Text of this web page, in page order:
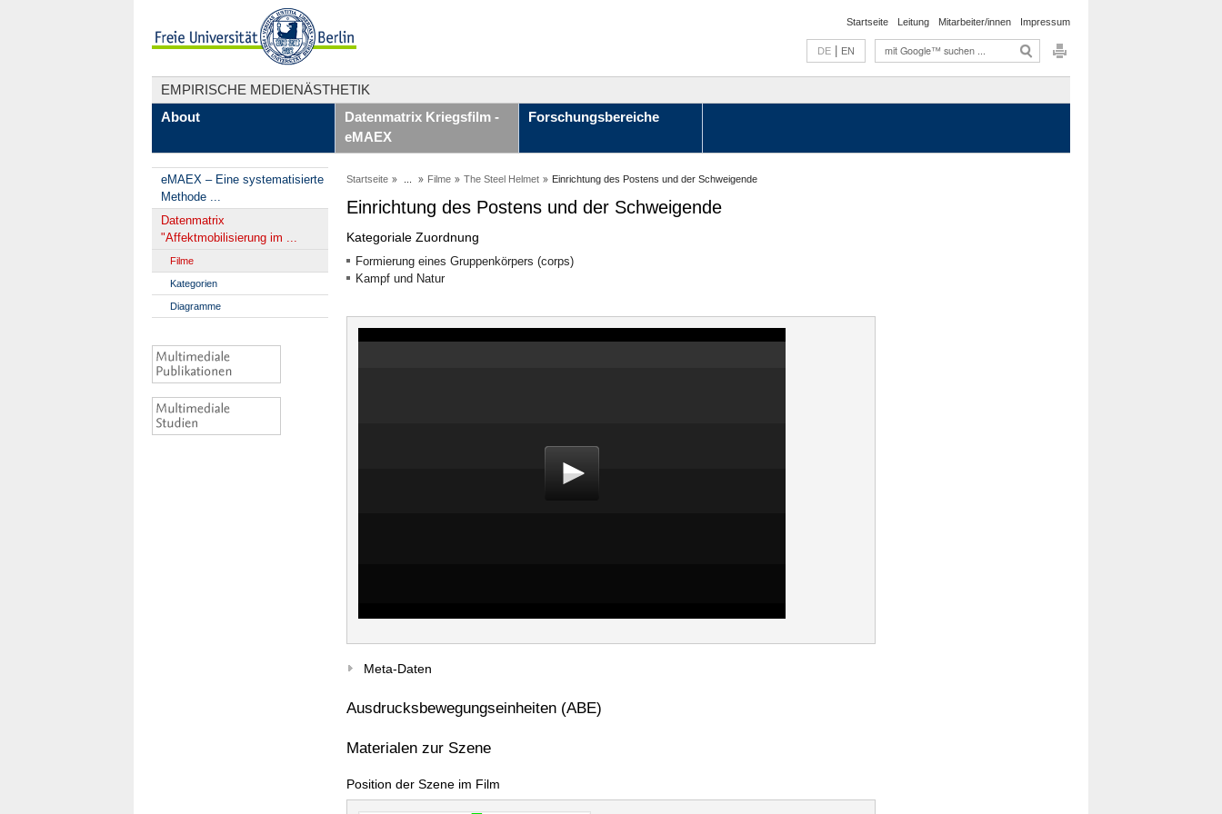
Startseite Leitung Mitarbeiter/innen Impressum
DE EN
EMPIRISCHE MEDIENÄSTHETIK
About
Datenmatrix Kriegsfilm -
eMAEX
Forschungsbereiche
eMAEX – Eine systematisierte
Methode ...
Datenmatrix
"Affektmobilisierung im ...
Filme
Kategorien
Diagramme
Startseite Filme The Steel Helmet Einrichtung des Postens und der Schweigende
Einrichtung des Postens und der Schweigende
Kategoriale Zuordnung
Formierung eines Gruppenkörpers (corps)
Kampf und Natur
Meta-Daten
Ausdrucksbewegungseinheiten (ABE)
Materialen zur Szene
Position der Szene im Film